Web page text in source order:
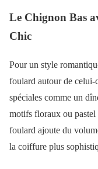
Le Chignon Bas
Chic
Pour un style
foulard autour de celui-
spéciales comme un
motifs floraux ou
foulard ajoute du
la coiffure plus